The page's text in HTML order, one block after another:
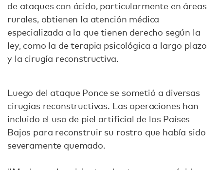
de ataques con ácido, particularmente en áreas
rurales, obtienen la atención médica
especializada a la que tienen derecho según la
ley, como la de terapia psicológica a largo plazo
y la cirugía reconstructiva.
Luego del ataque Ponce se sometió a diversas
cirugías reconstructivas. Las operaciones han
incluido el uso de piel artificial de los Países
Bajos para reconstruir su rostro que había sido
severamente quemado.